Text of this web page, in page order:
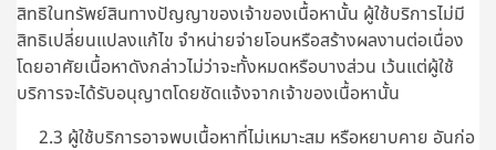
สิทธิในทรัพย์สินทางปัญญาของเจ้าของเนื้อหานั้น ผู้ใช้บริการไม่มี
สิทธิเปลี่ยนแปลงแก้ไข จำหน่ายจ่ายโอนหรือสร้างผลงานต่อเนื่อง
โดยอาศัยเนื้อหาดังกล่าวไม่ว่าจะทั้งหมดหรือบางส่วน เว้นแต่ผู้ใช้
บริการจะได้รับอนุญาตโดยชัดแจ้งจากเจ้าของเนื้อหานั้น
2.3 ผู้ใช้บริการอาจพบเนื้อหาที่ไม่เหมาะสม หรือหยาบคาย อันก่อ